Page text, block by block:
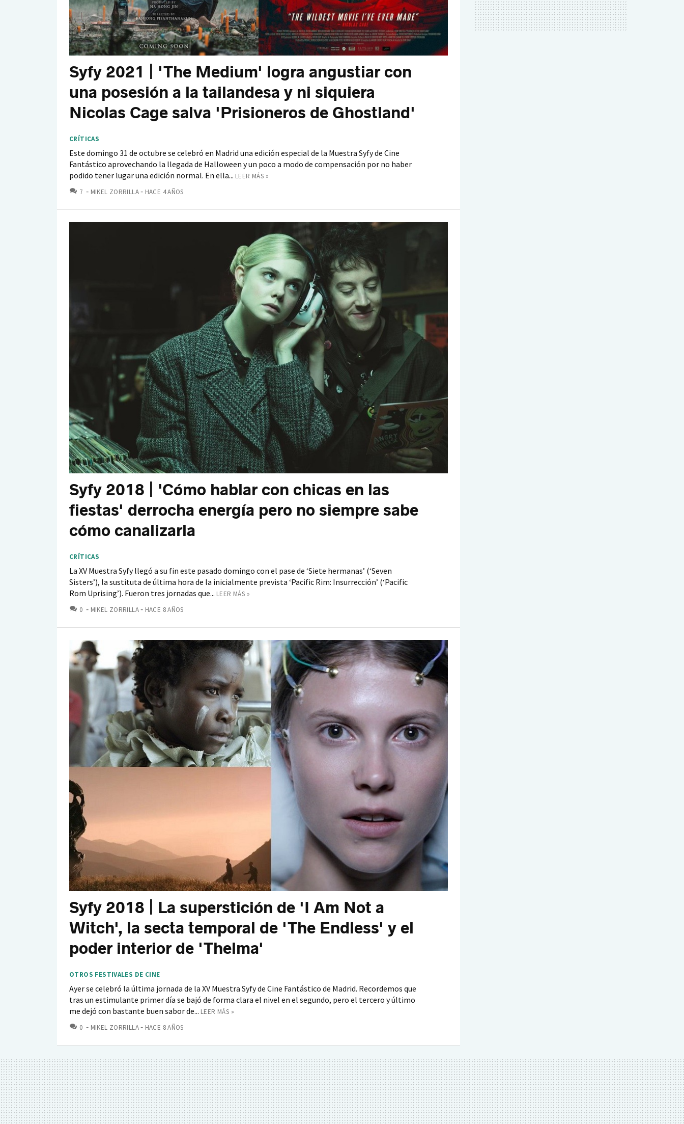
Syfy 2021 | 'The Medium' logra angustiar con
una posesión a la tailandesa y ni siquiera
Nicolas Cage salva 'Prisioneros de Ghostland'
CRÍTICAS
Este domingo 31 de octubre se celebró en Madrid una edición especial de la Muestra Syfy de Cine
Fantástico aprovechando la llegada de Halloween y un poco a modo de compensación por no haber
podido tener lugar una edición normal. En ella... LEER MÁS »
7 COMENTARIOS
MIKEL ZORRILLA HACE 4 AÑOS
Syfy 2018 | 'Cómo hablar con chicas en las
fiestas' derrocha energía pero no siempre sabe
cómo canalizarla
CRÍTICAS
La XV Muestra Syfy llegó a su fin este pasado domingo con el pase de ‘Siete hermanas’ (‘Seven
Sisters’), la sustituta de última hora de la inicialmente prevista ‘Pacific Rim: Insurrección’ (‘Pacific
Rom Uprising’). Fueron tres jornadas que... LEER MÁS »
0 COMENTARIOS
MIKEL ZORRILLA HACE 8 AÑOS
Syfy 2018 | La superstición de 'I Am Not a
Witch', la secta temporal de 'The Endless' y el
poder interior de 'Thelma'
OTROS FESTIVALES DE CINE
Ayer se celebró la última jornada de la XV Muestra Syfy de Cine Fantástico de Madrid. Recordemos que
tras un estimulante primer día se bajó de forma clara el nivel en el segundo, pero el tercero y último
me dejó con bastante buen sabor de... LEER MÁS »
0 COMENTARIOS
MIKEL ZORRILLA HACE 8 AÑOS